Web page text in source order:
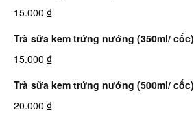
15.000 ₫
Trà sữa kem trứng nướng (350ml/ cốc)
15.000 ₫
Trà sữa kem trứng nướng (500ml/ cốc)
20.000 ₫